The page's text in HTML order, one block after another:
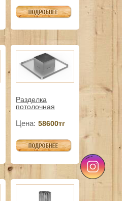
Разделка
потолочная
Цена: 58600тг